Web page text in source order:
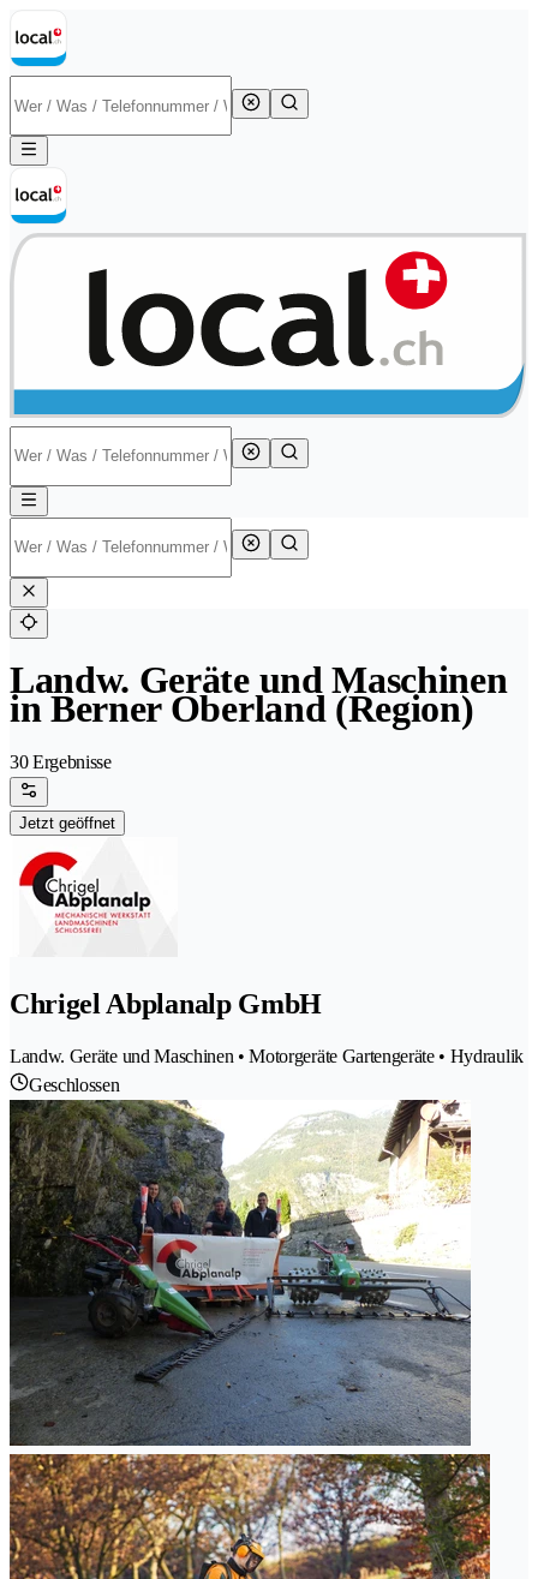
Landw. Geräte und Maschinen
in Berner Oberland (Region)
30 Ergebnisse
Jetzt geöffnet
Chrigel Abplanalp GmbH
Landw. Geräte und Maschinen • Motorgeräte Gartengeräte • Hydraulik
Geschlossen